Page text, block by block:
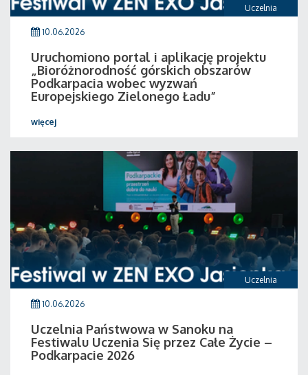
Uczelnia
10.06.2026
Uruchomiono portal i aplikację projektu
„Bioróżnorodność górskich obszarów
Podkarpacia wobec wyzwań
Europejskiego Zielonego Ładu”
więcej
Uczelnia
10.06.2026
Uczelnia Państwowa w Sanoku na
Festiwalu Uczenia Się przez Całe Życie –
Podkarpacie 2026